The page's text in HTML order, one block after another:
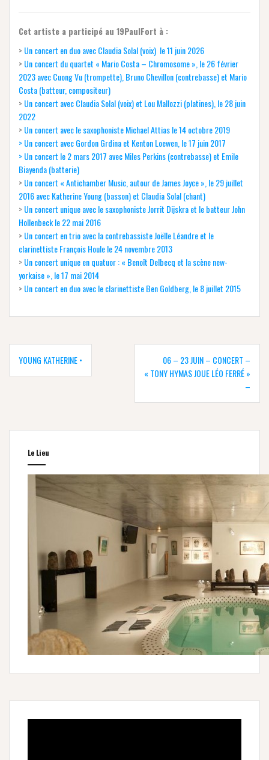
Cet artiste a participé au 19PaulFort à :
> Un concert en duo avec Claudia Solal (voix) le 11 juin 2026
> Un concert du quartet « Mario Costa – Chromosome », le 26 février
2023 avec Cuong Vu (trompette), Bruno Chevillon (contrebasse) et Mario
Costa (batteur, compositeur)
> Un concert avec Claudia Solal (voix) et Lou Mallozzi (platines), le 28 juin
2022
> Un concert avec le saxophoniste Michael Attias le 14 octobre 2019
> Un concert avec Gordon Grdina et Kenton Loewen, le 17 juin 2017
> Un concert le 2 mars 2017 avec Miles Perkins (contrebasse) et Emile
Biayenda (batterie)
> Un concert « Antichamber Music, autour de James Joyce », le 29 juillet
2016 avec Katherine Young (basson) et Claudia Solal (chant)
> Un concert unique avec le saxophoniste Jorrit Dijskra et le batteur John
Hollenbeck le 22 mai 2016
> Un concert en trio avec la contrebassiste Joëlle Léandre et le
clarinettiste François Houle le 24 novembre 2013
> Un concert unique en quatuor : « Benoît Delbecq et la scène new-
yorkaise », le 17 mai 2014
> Un concert en duo avec le clarinettiste Ben Goldberg, le 8 juillet 2015
Navigation
deYOUNG KATHERINE •
06 – 23 JUIN – CONCERT –
« TONY HYMAS JOUE LÉO FERRÉ »
–
Le Lieu